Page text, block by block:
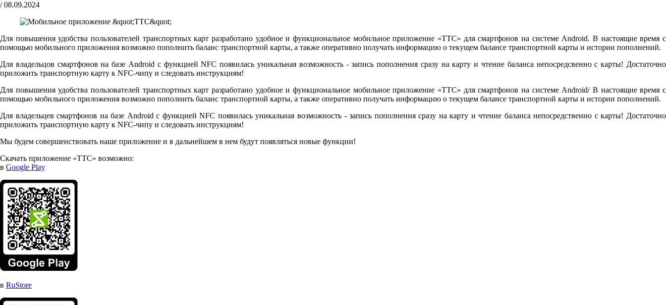
/ 08.09.2024
Для повышения удобства пользователей транспортных карт разработано удобное и функциональное мобильное приложение «ТТС» для смартфонов на системе Android. В настоящие время с
помощью мобильного приложения возможно пополнить баланс транспортной карты, а также оперативно получать информацию о текущем балансе транспортной карты и истории пополнений.
Для владельцов смартфонов на базе Android с функцией NFC появилась уникальная возможность - запись пополнения сразу на карту и чтение баланса непосредсвенно с карты! Достаточно
приложить транспортную карту к NFC-чипу и следовать инструкциям!
Для повышения удобства пользователей транспортных карт разработано удобное и функциональное мобильное приложение «ТТС» для смартфонов на системе Android/ В настоящие время с
помощью мобильного приложения возможно пополнить баланс транспортной карты, а также оперативно получать информацию о текущем балансе транспортной карты и истории пополнений.
Для владельцев смартфонов на базе Android с функцией NFC появилась уникальная возможность - запись пополнения сразу на карту и чтение баланса непосредственно с карты! Достаточно
приложить транспортную карту к NFC-чипу и следовать инструкциям!
Мы будем совершенствовать наше приложение и в дальнейшем в нем будут появляться новые функции!
Скачать приложение «ТТС» возможно:
в Google Play
в RuStore